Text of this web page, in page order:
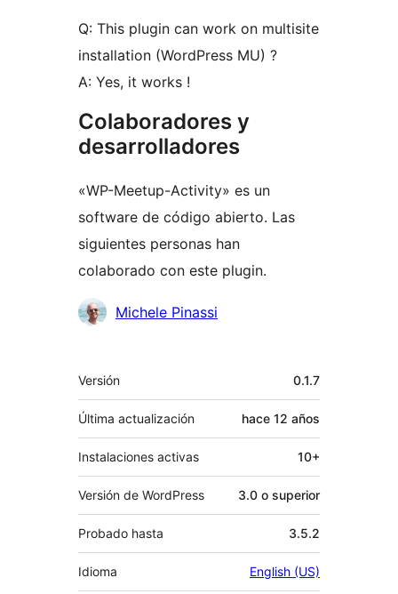
Q: This plugin can work on multisite
installation (WordPress MU) ?
A: Yes, it works !
Colaboradores y
desarrolladores
«WP-Meetup-Activity» es un
software de código abierto. Las
siguientes personas han
colaborado con este plugin.
Colaboradores
Michele Pinassi
Meta
Versión 0.1.7
Última actualización hace 12 años
Instalaciones activas 10+
Versión de WordPress 3.0 o superior
Probado hasta 3.5.2
Idioma English (US)